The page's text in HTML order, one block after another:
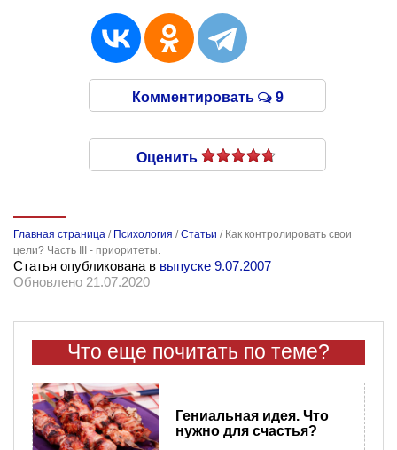
Комментировать 9
Оценить
Главная страница / Психология /Статьи / Как контролировать свои
цели? Часть III - приоритеты.
Статья опубликована в выпуске 9.07.2007
Обновлено 21.07.2020
Что еще почитать по теме?
Гениальная идея. Что
нужно для счастья?